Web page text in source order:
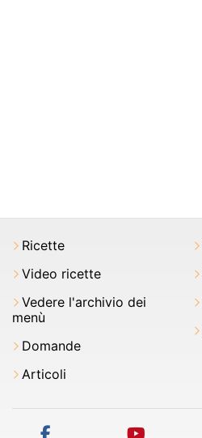
Ricette
Video ricette
Vedere l'archivio dei
menù
Domande
Articoli
facebook youtube